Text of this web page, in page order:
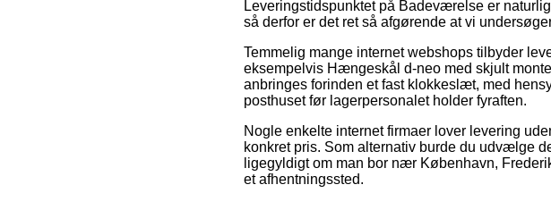
Leveringstidspunktet på Badeværelse er
så derfor er det ret så afgørende at vi
Temmelig mange internet webshops tilbyder
eksempelvis Hængeskål d-neo med skjult
anbringes forinden et fast klokkeslæt, med
posthuset før lagerpersonalet holder fyraften.
Nogle enkelte internet firmaer lover levering
konkret pris. Som alternativ burde du udvælge
ligegyldigt om man bor nær København,
et afhentningssted.